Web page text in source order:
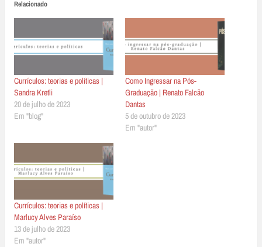
Relacionado
Currículos: teorias e políticas |
Sandra Kretli
20 de julho de 2023
Em "blog"
Como Ingressar na Pós-
Graduação | Renato Falcão
Dantas
5 de outubro de 2023
Em "autor"
Currículos: teorias e políticas |
Marlucy Alves Paraíso
13 de julho de 2023
Em "autor"